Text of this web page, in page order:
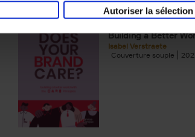
Autoriser la sélection
Does Your
Building a Better
Isabel Verstraete
Couverture souple